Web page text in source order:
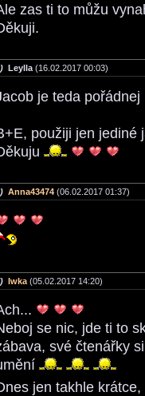
zas ti to můžu
Leylla (16.02.2017 00:03)
je teda
použiji jen jediné
Anna43474 (06.02.2017 01:37)
Iwka (05.02.2017 14:20)
se nic, jde ti to
své čtenářky
jen takhle